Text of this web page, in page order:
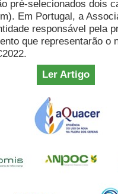
pré-selecionados dois
Em Portugal, a
responsável pela
que representarão o
Ler Artigo